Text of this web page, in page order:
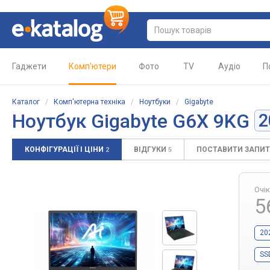
Гаджети Комп'ютери Фото TV Аудіо
Каталог / Комп'ютерна техніка / Ноутбуки / Gigabyte
Ноутбук Gigabyte G6X 9KG
КОНФІГУРАЦІЇ І ЦІНИ 2 ВІДГУКИ 5 ПОСТАВИТИ